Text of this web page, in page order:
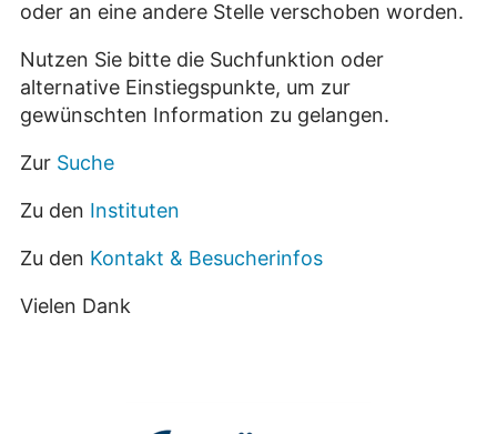
oder an eine andere Stelle verschoben worden.
Nutzen Sie bitte die Suchfunktion oder
alternative Einstiegspunkte, um zur
gewünschten Information zu gelangen.
Zur Suche
Zu den Instituten
Zu den Kontakt & Besucherinfos
Vielen Dank